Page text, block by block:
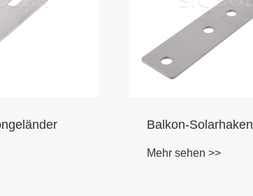
Balkon-Solarhaken
Mehr sehen >>